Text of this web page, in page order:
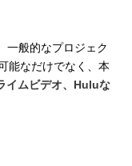
一般的なプロジェク
能なだけでなく、本
ムビデオ、Huluな